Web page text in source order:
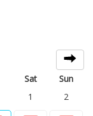
Sat
Sun
1
2